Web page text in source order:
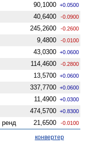
90,1000 +0.0500
40,6400 -0.0900
245,2600 -0.2600
9,4800 -0.0100
43,0300 +0.0600
114,4600 -0.2800
13,5700 +0.0600
337,7700 +0.0600
11,4900 +0.0300
474,5700 +0.8300
ренд 21,6500 -0.0100
конвертер